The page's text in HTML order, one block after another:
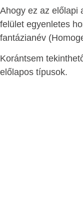
Ahogy ez az előlapi
felület egyenletes
fantázianév
Korántsem
előlapos típusok.